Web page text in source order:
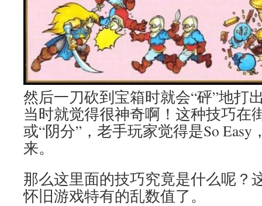
然后一刀砍到宝箱时就会“砰”地打
当时就觉得很神奇啊！这种技巧在
或“阴分”，老手玩家觉得是So
来。
那么这里面的技巧究竟是什么呢？
怀旧游戏特有的乱数值了。